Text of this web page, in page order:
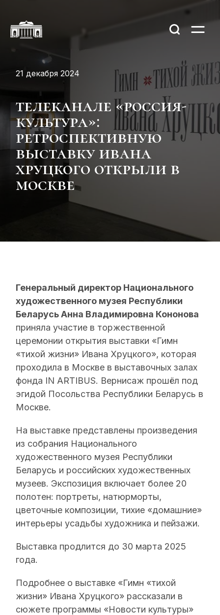
21 декабря 2024
телеканале «россия-
культура»:
ретроспективную
выставку ивана
хруцкого открыли в
москве
Генеральный директор Национального
художественного музея Республики
Беларусь Анна Владимировна Кононова
приняла участие в торжественной
церемонии открытия выставки «Гимн
«тихой жизни» Ивана Хруцкого», которая
проходила в Москве в выставочных залах
фонда IN ARTIBUS. Вернисаж прошёл под
эгидой Посольства Республики Беларусь в
Москве.
На выставке представлены произведения
из собрания Национального
художественного музея Республики
Беларусь и российских художественных
музеев. Экспозиция включает более 20
полотен: портреты, натюрморты,
цветочные композиции, тихие «домашние»
интерьеры усадьбы художника и пейзажи.
Выставка продлится до 30 марта 2025
года.
Подробнее о выставке «Гимн «тихой
жизни» Ивана Хруцкого» рассказали в
сюжете программы «Новости культуры»